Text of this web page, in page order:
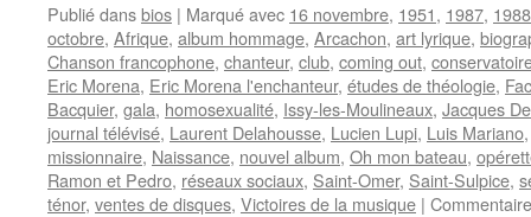
Publié dansbios | Marqué avec 16 novembre, 1951, 1987, 1988
octobre, Afrique, album hommage, Arcachon, art lyrique,
Chanson francophone, chanteur, club, coming out,
Eric Morena, Eric Morena l'enchanteur, études de théologie,
Bacquier, gala, homosexualité, Issy-les-Moulineaux, Jacques
journal télévisé, Laurent Delahousse, Lucien Lupi, Luis Mariano
missionnaire, Naissance, nouvel album, Oh mon bateau,
Ramon et Pedro, réseaux sociaux, Saint-Omer, Saint-Sulpice,
ténor, ventes de disques, Victoires de la musique |